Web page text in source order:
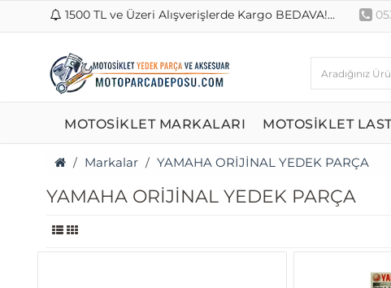
1500 TL ve Üzeri Alışverişlerde Kargo BEDAVA!...
MOTOSİKLET MARKALARI MOTOSİKLET
Markalar YAMAHA ORİJİNAL YEDEK PARÇA
YAMAHA ORİJİNAL YEDEK PARÇA